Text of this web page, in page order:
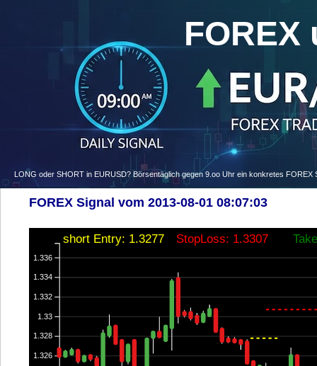
FOREX
LONG oder SHORT in EURUSD? Börsentäglich gegen 9.oo Uhr ein konkretes
FOREX Signal vom 2013-08-01 08:07:03
1.326
1.328
1.33
1.332
1.334
1.336
short Entry: 1.3277 StopLoss: 1.3307